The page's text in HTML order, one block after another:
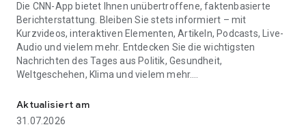
Die CNN-App bietet Ihnen unübertroffene, faktenbasierte
Berichterstattung. Bleiben Sie stets informiert – mit
Kurzvideos, interaktiven Elementen, Artikeln, Podcasts, Live-
Audio und vielem mehr. Entdecken Sie die wichtigsten
Nachrichten des Tages aus Politik, Gesundheit,
Weltgeschehen, Klima und vielem mehr.
Laden Sie die CNN-App herunter und verstehen Sie die Welt
besser.
Aktualisiert am
31.07.2026